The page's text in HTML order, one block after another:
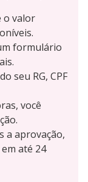
o valor
formulário
seu RG, CPF
você
a aprovação,
até 24